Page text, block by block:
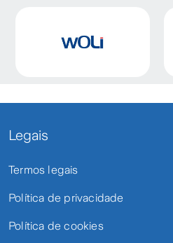
Legais
Termos legais
Política de privacidade
Política de cookies